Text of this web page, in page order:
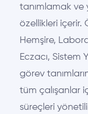
tanımlamak ve
özellikleri içerir.
Hemşire,
Eczacı, Sistem
görev
tüm çalışanlar
süreçleri